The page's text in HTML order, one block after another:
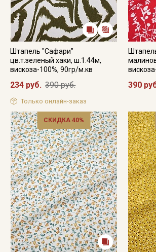
Штапель "Сафари"
цв.т.зеленый хаки, ш.1.44м,
вискоза-100%, 90гр/м.кв
234 руб. 390 руб.
Только онлайн-заказ
390
СКИДКА 40%